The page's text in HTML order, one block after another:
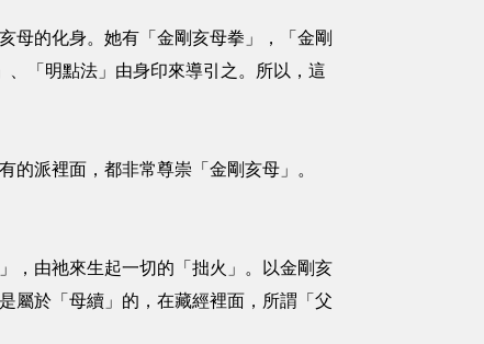
母的化身。她有「金剛亥母拳」，「金剛
「明點法」由身印來導引之。所以，這
的派裡面，都非常尊崇「金剛亥母」。
，由祂來生起一切的「拙火」。以金剛亥
屬於「母續」的，在藏經裡面，所謂「父